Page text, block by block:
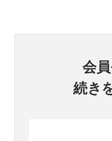
会
続き